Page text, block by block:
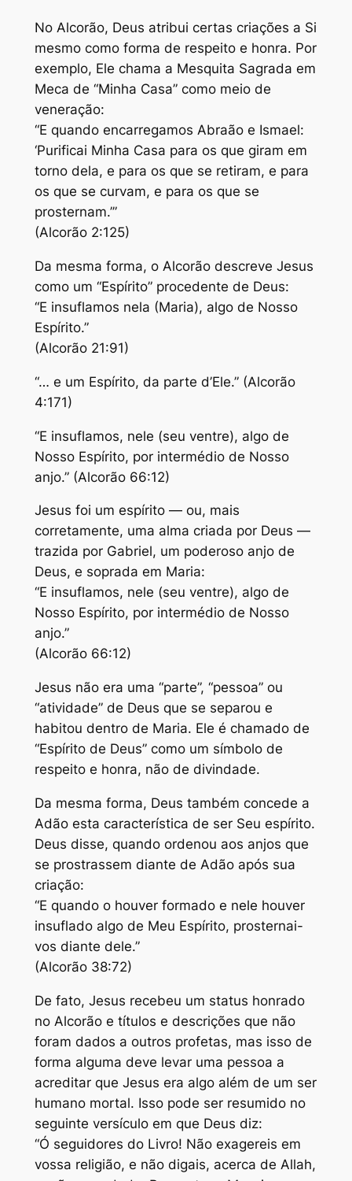
No Alcorão, Deus atribui certas criações a Si
mesmo como forma de respeito e honra. Por
exemplo, Ele chama a Mesquita Sagrada em
Meca de “Minha Casa” como meio de
veneração:
“E quando encarregamos Abraão e Ismael:
‘Purificai Minha Casa para os que giram em
torno dela, e para os que se retiram, e para
os que se curvam, e para os que se
prosternam.’”
(Alcorão 2:125)
Da mesma forma, o Alcorão descreve Jesus
como um “Espírito” procedente de Deus:
“E insuflamos nela (Maria), algo de Nosso
Espírito.”
(Alcorão 21:91)
“… e um Espírito, da parte d’Ele.” (Alcorão
4:171)
“E insuflamos, nele (seu ventre), algo de
Nosso Espírito, por intermédio de Nosso
anjo.” (Alcorão 66:12)
Jesus foi um espírito — ou, mais
corretamente, uma alma criada por Deus —
trazida por Gabriel, um poderoso anjo de
Deus, e soprada em Maria:
“E insuflamos, nele (seu ventre), algo de
Nosso Espírito, por intermédio de Nosso
anjo.”
(Alcorão 66:12)
Jesus não era uma “parte”, “pessoa” ou
“atividade” de Deus que se separou e
habitou dentro de Maria. Ele é chamado de
“Espírito de Deus” como um símbolo de
respeito e honra, não de divindade.
Da mesma forma, Deus também concede a
Adão esta característica de ser Seu espírito.
Deus disse, quando ordenou aos anjos que
se prostrassem diante de Adão após sua
criação:
“E quando o houver formado e nele houver
insuflado algo de Meu Espírito, prosternai-
vos diante dele.”
(Alcorão 38:72)
De fato, Jesus recebeu um status honrado
no Alcorão e títulos e descrições que não
foram dados a outros profetas, mas isso de
forma alguma deve levar uma pessoa a
acreditar que Jesus era algo além de um ser
humano mortal. Isso pode ser resumido no
seguinte versículo em que Deus diz:
“Ó seguidores do Livro! Não exagereis em
vossa religião, e não digais, acerca de Allah,